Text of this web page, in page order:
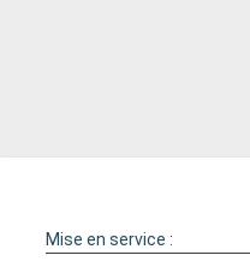
Mise en service :